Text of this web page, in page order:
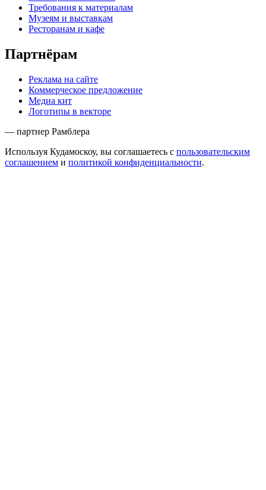
Требования к материалам
Музеям и выставкам
Ресторанам и кафе
Партнёрам
Реклама на сайте
Коммерческое предложение
Медиа кит
Логотипы в векторе
— партнер Рамблера
Используя Кудамоскоу, вы соглашаетесь с пользовательским
соглашением и политикой конфиденциальности.